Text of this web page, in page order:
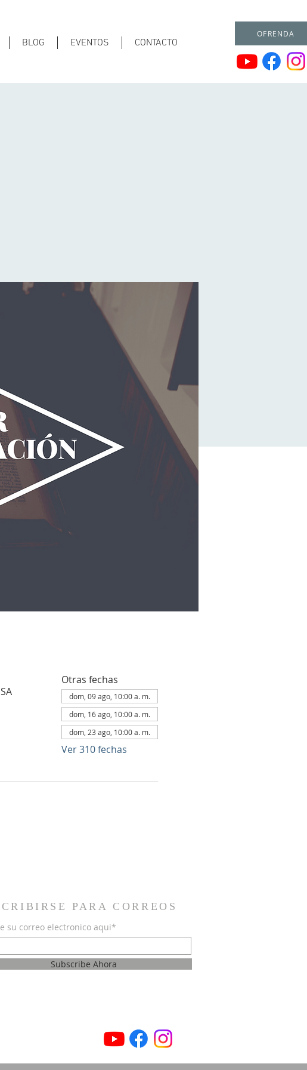
BLOG EVENTOS CONTACTO
OFRENDA
Otras fechas
dom, 09 ago, 10:00 a. m.
dom, 16 ago, 10:00 a. m.
dom, 23 ago, 10:00 a. m.
Ver 310 fechas
PARA CORREOS
su correo electronico aqui*
Subscribe Ahora